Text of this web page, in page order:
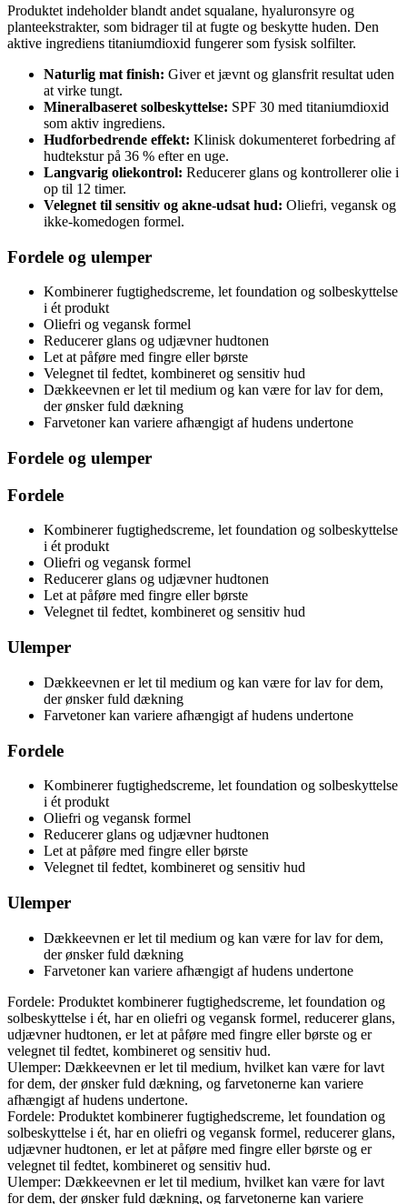
Produktet indeholder blandt andet squalane, hyaluronsyre og
planteekstrakter, som bidrager til at fugte og beskytte huden. Den
aktive ingrediens titaniumdioxid fungerer som fysisk solfilter.
Naturlig mat finish: Giver et jævnt og glansfrit resultat uden
at virke tungt.
Mineralbaseret solbeskyttelse: SPF 30 med titaniumdioxid
som aktiv ingrediens.
Hudforbedrende effekt: Klinisk dokumenteret forbedring af
hudtekstur på 36 % efter en uge.
Langvarig oliekontrol: Reducerer glans og kontrollerer olie i
op til 12 timer.
Velegnet til sensitiv og akne-udsat hud: Oliefri, vegansk og
ikke-komedogen formel.
Fordele og ulemper
Kombinerer fugtighedscreme, let foundation og solbeskyttelse
i ét produkt
Oliefri og vegansk formel
Reducerer glans og udjævner hudtonen
Let at påføre med fingre eller børste
Velegnet til fedtet, kombineret og sensitiv hud
Dækkeevnen er let til medium og kan være for lav for dem,
der ønsker fuld dækning
Farvetoner kan variere afhængigt af hudens undertone
Fordele og ulemper
Fordele
Kombinerer fugtighedscreme, let foundation og solbeskyttelse
i ét produkt
Oliefri og vegansk formel
Reducerer glans og udjævner hudtonen
Let at påføre med fingre eller børste
Velegnet til fedtet, kombineret og sensitiv hud
Ulemper
Dækkeevnen er let til medium og kan være for lav for dem,
der ønsker fuld dækning
Farvetoner kan variere afhængigt af hudens undertone
Fordele
Kombinerer fugtighedscreme, let foundation og solbeskyttelse
i ét produkt
Oliefri og vegansk formel
Reducerer glans og udjævner hudtonen
Let at påføre med fingre eller børste
Velegnet til fedtet, kombineret og sensitiv hud
Ulemper
Dækkeevnen er let til medium og kan være for lav for dem,
der ønsker fuld dækning
Farvetoner kan variere afhængigt af hudens undertone
Fordele: Produktet kombinerer fugtighedscreme, let foundation og
solbeskyttelse i ét, har en oliefri og vegansk formel, reducerer glans,
udjævner hudtonen, er let at påføre med fingre eller børste og er
velegnet til fedtet, kombineret og sensitiv hud.
Ulemper: Dækkeevnen er let til medium, hvilket kan være for lavt
for dem, der ønsker fuld dækning, og farvetonerne kan variere
afhængigt af hudens undertone.
Fordele: Produktet kombinerer fugtighedscreme, let foundation og
solbeskyttelse i ét, har en oliefri og vegansk formel, reducerer glans,
udjævner hudtonen, er let at påføre med fingre eller børste og er
velegnet til fedtet, kombineret og sensitiv hud.
Ulemper: Dækkeevnen er let til medium, hvilket kan være for lavt
for dem, der ønsker fuld dækning, og farvetonerne kan variere